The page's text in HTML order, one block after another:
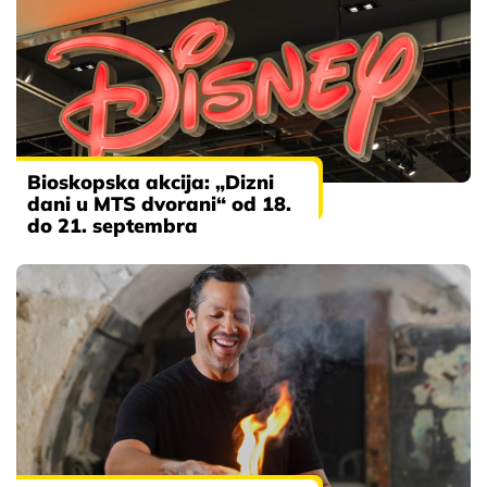
Bioskopska akcija: „Dizni
dani u MTS dvorani“ od 18.
do 21. septembra